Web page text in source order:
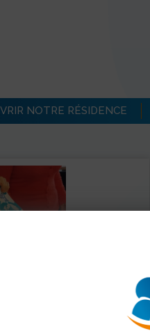
NOTRE RÉSIDENCE